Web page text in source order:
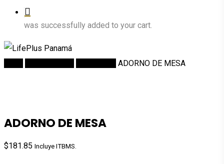
was successfully added to your cart.
ADORNO DE MESA
ADORNO DE MESA
$181.85 Incluye ITBMS.